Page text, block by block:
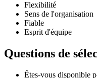
Flexibilité
Sens de l'organisation
Fiable
Esprit d'équipe
Questions de
Êtes-vous disponible